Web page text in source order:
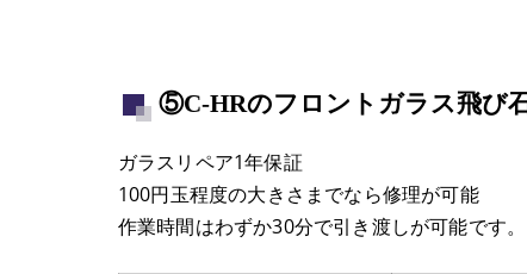
⑤C-HRのフロントガラス飛び
ガラスリペア1年保証
100円玉程度の大きさまでなら修理が可能
作業時間はわずか30分で引き渡しが可能です